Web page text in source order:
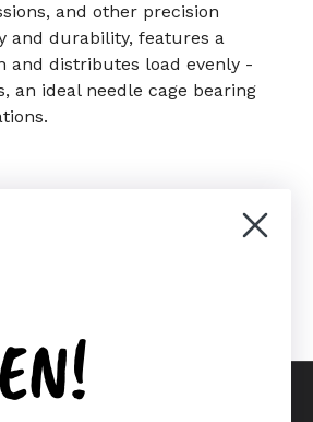
and other precision
and durability, features a
and distributes load evenly -
an ideal needle cage bearing